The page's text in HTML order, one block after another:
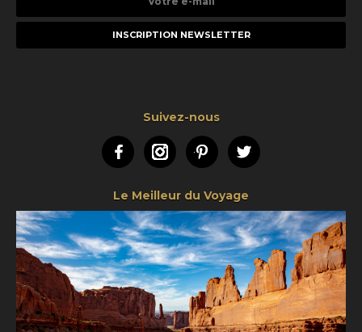
e-
Suivez-nous
FacebookInstagramPinterestTwitter
Le Meilleur du Voyage